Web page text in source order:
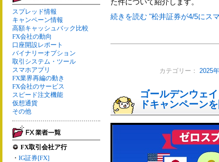
スプレッド情報
キャンペーン情報
高額キャッシュバック比較
FX会社の動向
口座開設レポート
バイナリーオプション
取引システム・ツール
スマホアプリ
FX業界再編の動き
FX会社のサービス
スピード注文機能
仮想通貨
その他
FX取引会社ア行
・ IG証券[FX]
た件について紹介します。
続きを読む "松井証券が4/5にス
カテゴリー： 2025
ゴールデンウェ
ドキャンペーン